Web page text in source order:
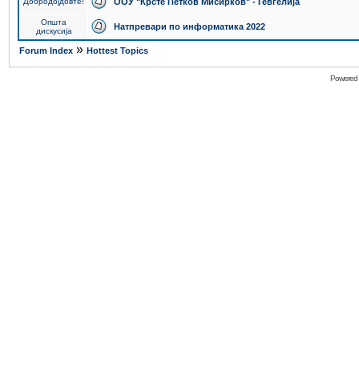
Општа
дискусија
Натпревари по информатика 2022
Forum Index » Hottest Topics